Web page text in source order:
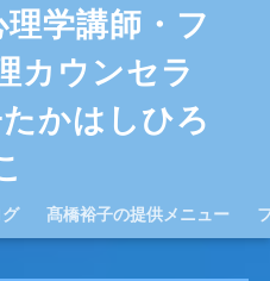
学講師・フ
カウンセラ
かはしひろ
髙橋裕子の提供メニュー